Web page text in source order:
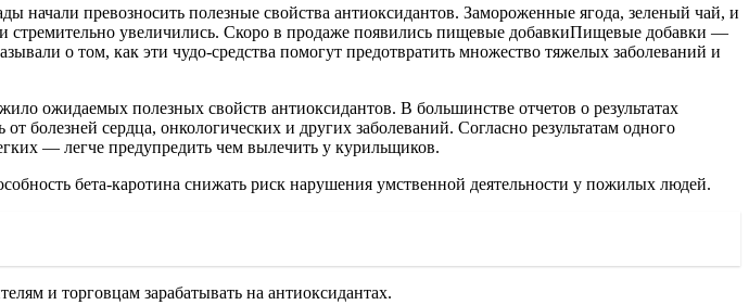
начали превозносить полезные свойства антиоксидантов. Замороженные ягода, зеленый чай, и
стремительно увеличились. Скоро в продаже появились пищевые добавкиПищевые добавки —
о том, как эти чудо-средства помогут предотвратить множество тяжелых заболеваний и
ожидаемых полезных свойств антиоксидантов. В большинстве отчетов о результатах
болезней сердца, онкологических и других заболеваний. Согласно результатам одного
— легче предупредить чем вылечить у курильщиков.
бета-каротина снижать риск нарушения умственной деятельности у пожилых людей.
и торговцам зарабатывать на антиоксидантах.